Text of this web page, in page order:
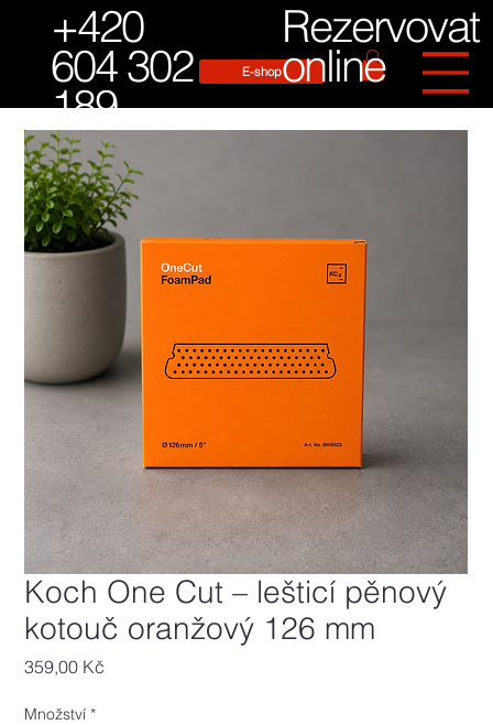
E-shop
+420
604 302
189
Rezervovat
online
Koch One Cut – lešticí pěnový
kotouč oranžový 126 mm
359,00 Kč
Množství *